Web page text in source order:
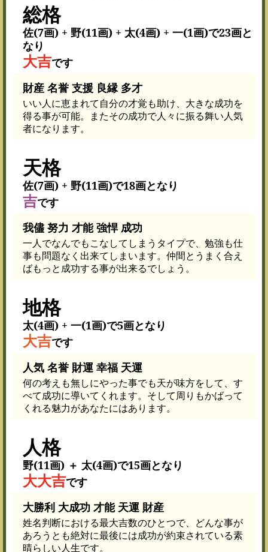
総格
佐(7画) + 野(11画) + 太(4画) + 一(1画)で23画と
なり
大吉です
財産 名誉 支援 良縁 多才
いい人に恵まれて自分の才覚も助け、大きな成功を
得る事が可能。またその成功で人々に振る舞い人気
者になります。
天格
佐(7画) + 野(11画)で18画となり
吉です
我儘 努力 才能 強悍 成功
一人でなんでもこなしてしまうタイプで、勉強も仕
事も問題なく出来てしまいます。仲間とうまく合え
ばもっと成功する事が出来るでしょう。
地格
太(4画) + 一(1画)で5画となり
大吉です
人気 名誉 財運 幸福 天運
何の考えも無しにやった事でも天が味方をして、す
べて成功に導いてくれます。そして周りもかばって
くれる魅力があなたにはあります。
人格
野(11画) ＋ 太(4画)で15画となり
大大吉です
大勝利 大成功 才能 天運 財産
姓名判断における最大吉数のひとつで、どんな事が
あろうとも絶対に最後には成功が約束されている素
晴らしい人生です。